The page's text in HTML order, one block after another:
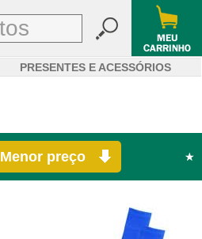
PRESENTES E ACESSÓRIOS
Menor preço